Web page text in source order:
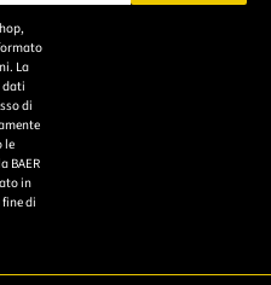
Adresse ein.
La
dati
di
le
BAER
in
di